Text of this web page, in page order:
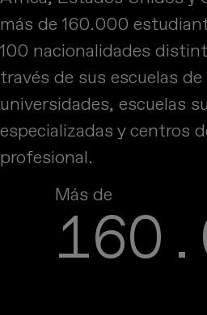
más de 160.000
100 nacionalidades
través de sus escuelas
universidades, escuelas
especializadas y centros
profesional.
Más de